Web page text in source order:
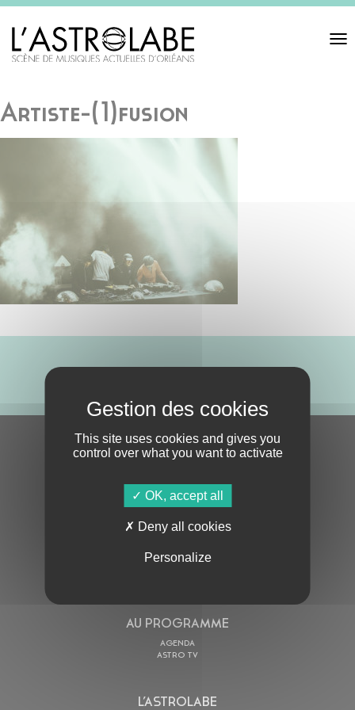
Toggle
Artiste-(1)fusion
S'ABONNER À LA NEWSLETTER
AU PROGRAMME
AGENDA
ASTRO TV
L’ASTROLABE
This site uses cookies and gives you
control over what you want to activate
OK, accept all
Deny all cookies
Personalize